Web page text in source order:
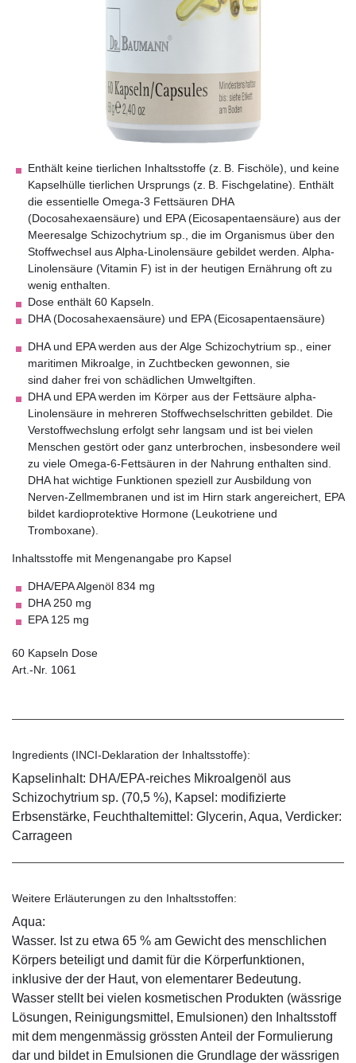
Enthält keine tierlichen Inhaltsstoffe (z. B. Fischöle), und keine
Kapselhülle tierlichen Ursprungs (z. B. Fischgelatine). Enthält
die essentielle Omega-3 Fettsäuren DHA
(Docosahexaensäure) und EPA (Eicosapentaensäure) aus der
Meeresalge Schizochytrium sp., die im Organismus über den
Stoffwechsel aus Alpha-Linolensäure gebildet werden. Alpha-
Linolensäure (Vitamin F) ist in der heutigen Ernährung oft zu
wenig enthalten.
Dose enthält 60 Kapseln.
DHA (Docosahexaensäure) und EPA (Eicosapentaensäure)
DHA und EPA werden aus der Alge Schizochytrium sp., einer
maritimen Mikroalge, in Zuchtbecken gewonnen, sie
sind daher frei von schädlichen Umweltgiften.
DHA und EPA werden im Körper aus der Fettsäure alpha-
Linolensäure in mehreren Stoffwechselschritten gebildet. Die
Verstoffwechslung erfolgt sehr langsam und ist bei vielen
Menschen gestört oder ganz unterbrochen, insbesondere weil
zu viele Omega-6-Fettsäuren in der Nahrung enthalten sind.
DHA hat wichtige Funktionen speziell zur Ausbildung von
Nerven-Zellmembranen und ist im Hirn stark angereichert, EPA
bildet kardioprotektive Hormone (Leukotriene und
Tromboxane).
Inhaltsstoffe mit Mengenangabe pro Kapsel
DHA/EPA Algenöl 834 mg
DHA 250 mg
EPA 125 mg
60 Kapseln Dose
Art.-Nr. 1061
Ingredients (INCI-Deklaration der Inhaltsstoffe):
Kapselinhalt: DHA/EPA-reiches Mikroalgenöl aus
Schizochytrium sp. (70,5 %), Kapsel: modifizierte
Erbsenstärke, Feuchthaltemittel: Glycerin, Aqua, Verdicker:
Carrageen
Weitere Erläuterungen zu den Inhaltsstoffen:
Aqua:
Wasser. Ist zu etwa 65 % am Gewicht des menschlichen
Körpers beteiligt und damit für die Körperfunktionen,
inklusive der der Haut, von elementarer Bedeutung.
Wasser stellt bei vielen kosmetischen Produkten (wässrige
Lösungen, Reinigungsmittel, Emulsionen) den Inhaltsstoff
mit dem mengenmässig grössten Anteil der Formulierung
dar und bildet in Emulsionen die Grundlage der wässrigen